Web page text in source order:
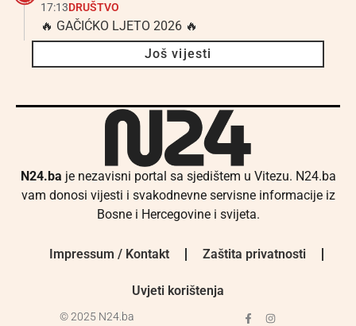
17:13DRUŠTVO
🔥 GAČIĆKO LJETO 2026 🔥
Još vijesti
N24.ba je nezavisni portal sa sjedištem u Vitezu. N24.ba
vam donosi vijesti i svakodnevne servisne informacije iz
Bosne i Hercegovine i svijeta.
Impressum / Kontakt Zaštita privatnosti
Uvjeti korištenja
© 2025 N24.ba